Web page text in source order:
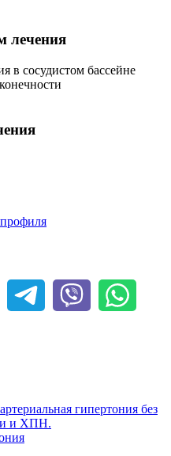
лечения
в сосудистом бассейне
профиля
гипертония без
и ХПН.